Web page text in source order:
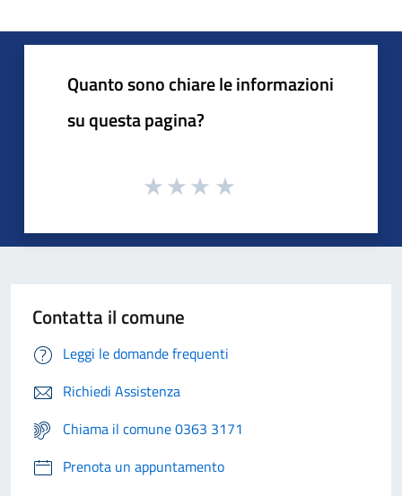
Quanto sono chiare le informazioni
su questa pagina?
Contatta il comune
Leggi le domande frequenti
Richiedi Assistenza
Chiama il comune 0363 3171
Prenota un appuntamento